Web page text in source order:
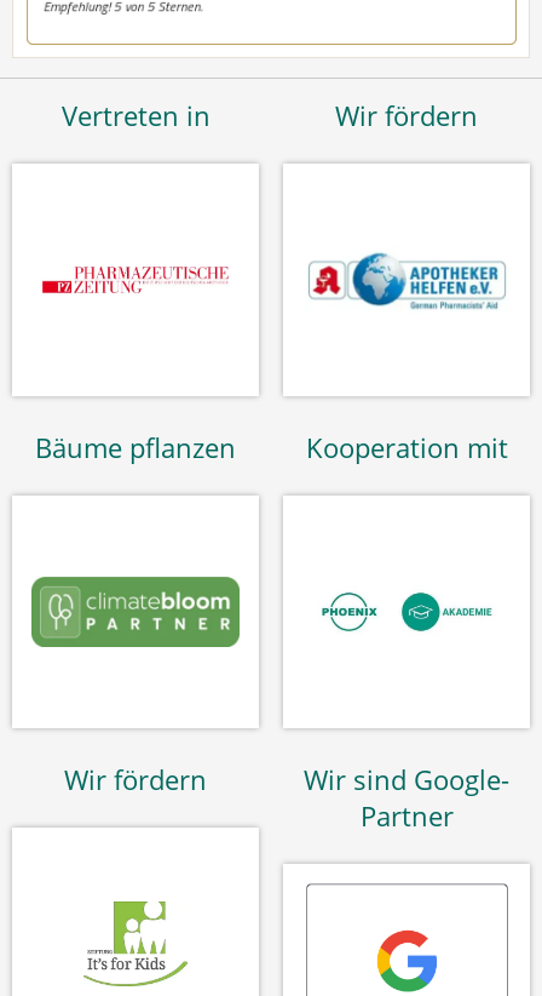
Vertreten in Wir fördern
Bäume pflanzen Kooperation mit
Wir fördern
Wir sind Google-
Partner